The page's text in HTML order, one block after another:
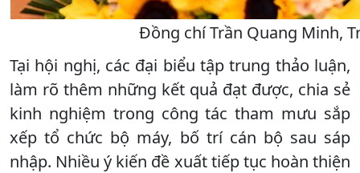
Đồng chí Trần Quang Minh,
Tại hội nghị, các đại biểu tập trung thảo luận,
làm rõ thêm những kết quả đạt được, chia sẻ
kinh nghiệm trong công tác tham mưu sắp
xếp tổ chức bộ máy, bố trí cán bộ sau sáp
nhập. Nhiều ý kiến đề xuất tiếp tục hoàn thiện